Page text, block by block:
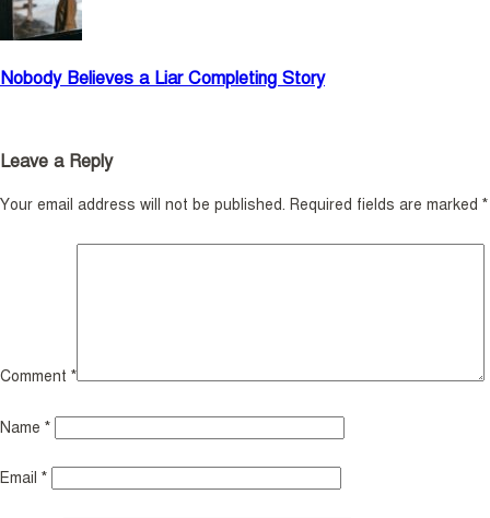
Nobody Believes a Liar Completing Story
Leave a Reply
Your email address will not be published. Required fields are marked *
Comment *
Name *
Email *